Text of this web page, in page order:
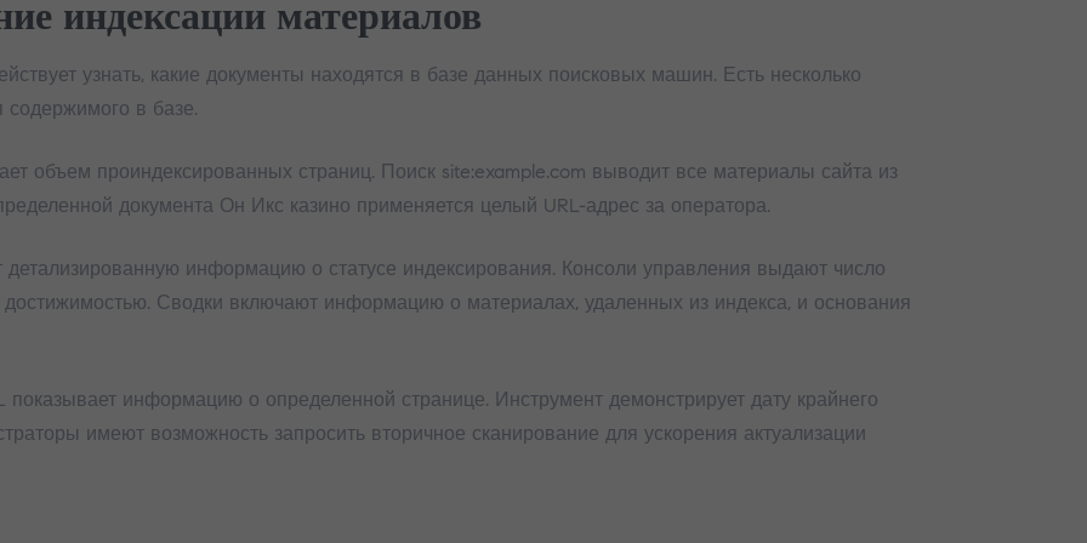
индексации материалов
узнать, какие документы находятся в базе данных поисковых машин. Есть несколько
в базе.
объем проиндексированных страниц. Поиск site:example.com выводит все материалы сайта из
документа Он Икс казино применяется целый URL-адрес за оператора.
информацию о статусе индексирования. Консоли управления выдают число
Сводки включают информацию о материалах, удаленных из индекса, и основания
показывает информацию о определенной странице. Инструмент демонстрирует дату крайнего
имеют возможность запросить вторичное сканирование для ускорения актуализации